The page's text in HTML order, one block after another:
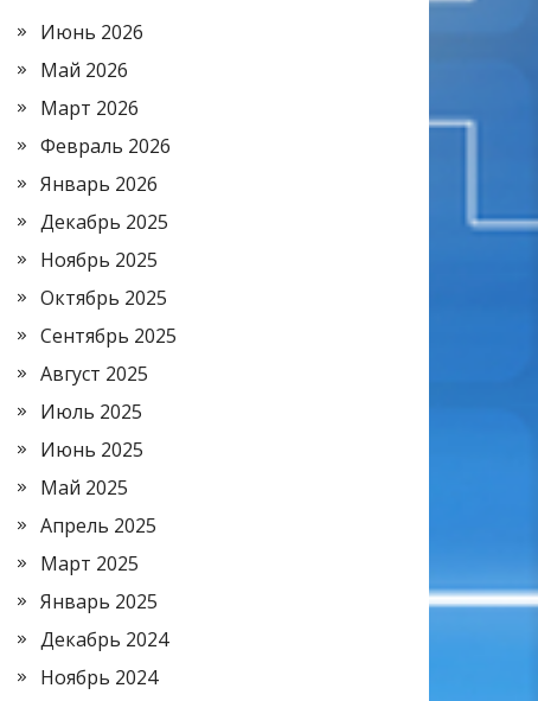
Июнь 2026
Май 2026
Март 2026
Февраль 2026
Январь 2026
Декабрь 2025
Ноябрь 2025
Октябрь 2025
Сентябрь 2025
Август 2025
Июль 2025
Июнь 2025
Май 2025
Апрель 2025
Март 2025
Январь 2025
Декабрь 2024
Ноябрь 2024